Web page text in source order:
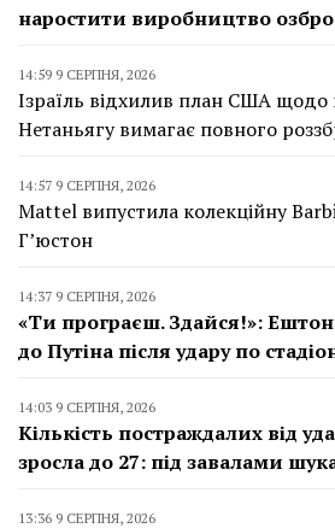
наростити виробництво
14:59 9 СЕРПНЯ, 2026
Ізраїль відхилив план США щодо
Нетаньягу вимагає повного
14:57 9 СЕРПНЯ, 2026
Mattel випустила колекційну
Г’юстон
14:37 9 СЕРПНЯ, 2026
«Ти програєш. Здайся!»: Ештон
до Путіна після удару по
14:03 9 СЕРПНЯ, 2026
Кількість постраждалих від
зросла до 27: під завалами
13:36 9 СЕРПНЯ, 2026